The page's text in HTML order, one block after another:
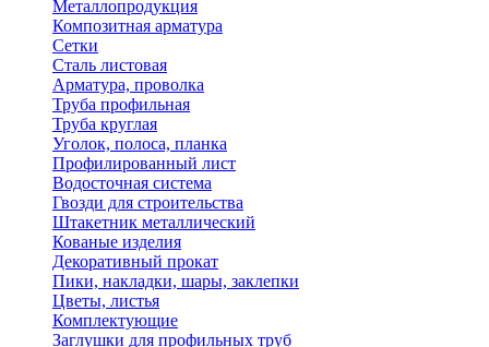
Металлопродукция
Композитная арматура
Сетки
Сталь листовая
Арматура, проволка
Труба профильная
Труба круглая
Уголок, полоса, планка
Профилированный лист
Водосточная система
Гвозди для строительства
Штакетник металлический
Кованые изделия
Декоративный прокат
Пики, накладки, шары, заклепки
Цветы, листья
Комплектующие
Заглушки для профильных труб